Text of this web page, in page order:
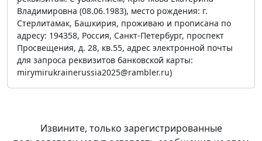
Владимировна (08.06.1983), место рождения: г.
Стерлитамак, Башкирия, проживаю и прописана по
адресу: 194358, Россия, Санкт-Петербург, проспект
Просвещения, д. 28, кв.55, адрес электронной почты
для запроса реквизитов банковской карты:
mirymirukrainerussia2025@rambler.ru)
Извините, только зарегистрированные